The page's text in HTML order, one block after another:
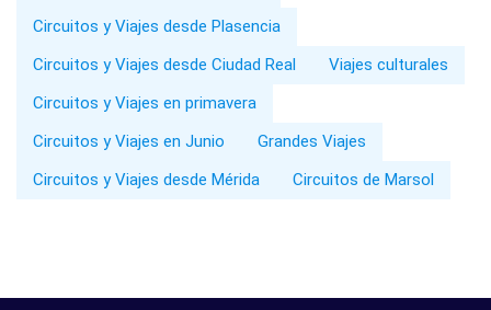
Circuitos y Viajes desde Plasencia
Circuitos y Viajes desde Ciudad Real
Viajes culturales
Circuitos y Viajes en primavera
Circuitos y Viajes en Junio
Grandes Viajes
Circuitos y Viajes desde Mérida
Circuitos de Marsol